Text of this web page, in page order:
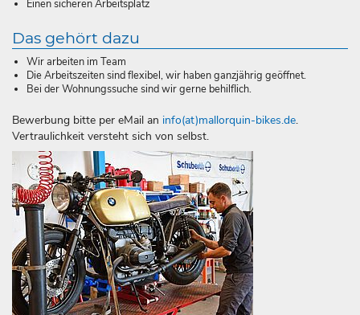
Einen sicheren Arbeitsplatz
Das gehört dazu
Wir arbeiten im Team
Die Arbeitszeiten sind flexibel, wir haben ganzjährig geöffnet.
Bei der Wohnungssuche sind wir gerne behilflich.
Bewerbung bitte per eMail an info(at)mallorquin-bikes.de.
Vertraulichkeit versteht sich von selbst.